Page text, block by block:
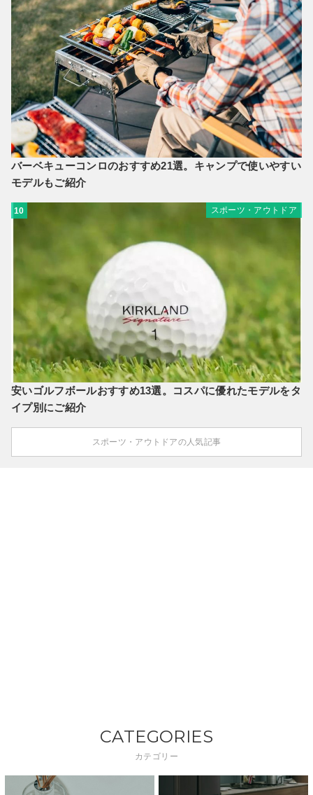
バーベキューコンロのおすすめ21選。キャンプで使いやすい
モデルもご紹介
10 スポーツ・アウトドア
安いゴルフボールおすすめ13選。コスパに優れたモデルをタ
イプ別にご紹介
スポーツ・アウトドアの人気記事
CATEGORIES
カテゴリー